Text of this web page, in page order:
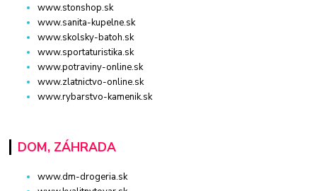
www.stonshop.sk
www.sanita-kupelne.sk
www.skolsky-batoh.sk
www.sportaturistika.sk
www.potraviny-online.sk
www.zlatnictvo-online.sk
www.rybarstvo-kamenik.sk
DOM, ZÁHRADA
www.dm-drogeria.sk